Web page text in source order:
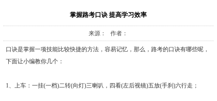
掌握路考口诀 提高学习效率
来源： 作者：
口诀是掌握一项技能比较快捷的方法，容易记忆，那么，路考的口诀有哪些呢，
下面让小编教你几个：
1、上车：一挂(一档)二转(向灯)三喇叭，四看(左后视镜)五放(手刹)六行走；